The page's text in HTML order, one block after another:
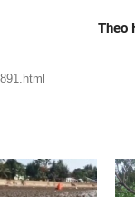
Theo